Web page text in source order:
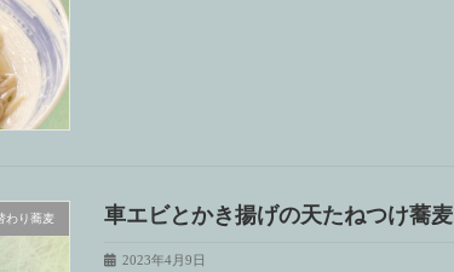
わり蕎麦 車エビとかき揚げの天たねつけ蕎麦
2023年4月9日